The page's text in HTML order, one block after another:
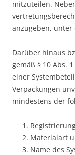
mitzuteilen.
anzugeben,
Darüber hinaus
gemäß § 10 Abs.
einer
Verpackungen
mindestens der
Materialart
Name des